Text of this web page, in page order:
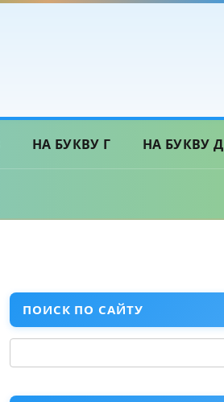
НА БУКВУ Г НА БУКВУ Д
ПОИСК ПО САЙТУ